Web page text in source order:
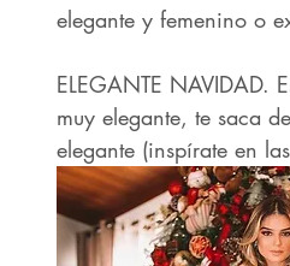
elegante y femenino o
ELEGANTE NAVIDAD.
muy elegante, te saca
elegante (inspírate en